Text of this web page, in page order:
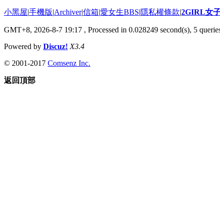
小黑屋|手機版|Archiver|信箱|愛女生BBS|隱私權條款|2GIRL女
GMT+8, 2026-8-7 19:17 , Processed in 0.028249 second(s), 5
Powered by Discuz! X3.4
© 2001-2017 Comsenz Inc.
返回頂部